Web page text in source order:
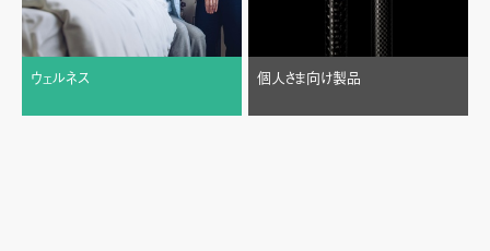
ウェルネス 個人さま向け製品